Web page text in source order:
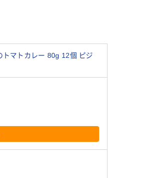
トマトカレー 80g 12個 ピジ